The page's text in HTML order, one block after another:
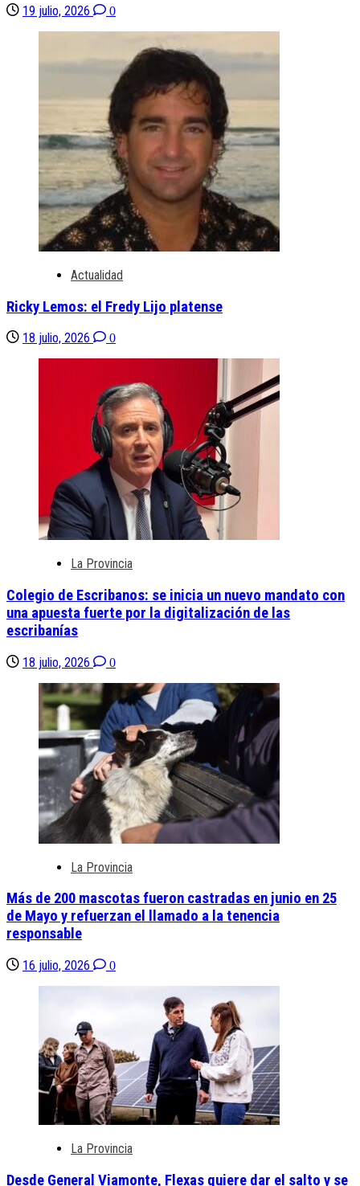
19 julio, 2026 0
Actualidad
Ricky Lemos: el Fredy Lijo platense
18 julio, 2026 0
La Provincia
Colegio de Escribanos: se inicia un nuevo mandato con
una apuesta fuerte por la digitalización de las
escribanías
18 julio, 2026 0
La Provincia
Más de 200 mascotas fueron castradas en junio en 25
de Mayo y refuerzan el llamado a la tenencia
responsable
16 julio, 2026 0
La Provincia
Desde General Viamonte, Flexas quiere dar el salto y se